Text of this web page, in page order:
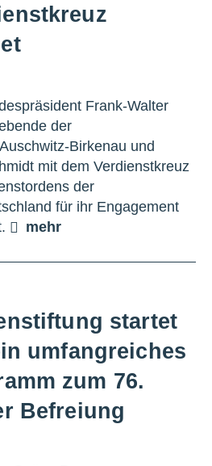
Frank-Walter
der
Birkenau und
mit dem Verdienstkreuz
der
für ihr Engagement
mehr
startet
umfangreiches
zum 76.
Befreiung